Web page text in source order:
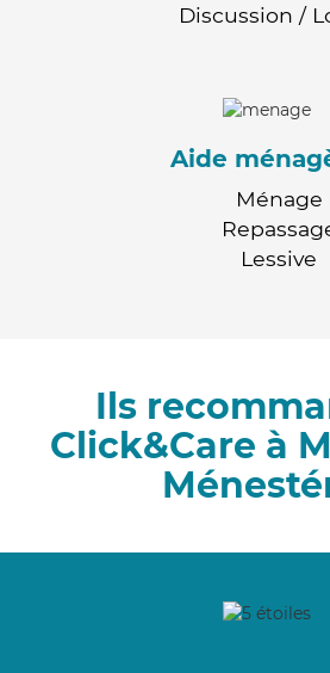
Discussion /
Aide
Ménage
Lessive
Ils
Click&Care à